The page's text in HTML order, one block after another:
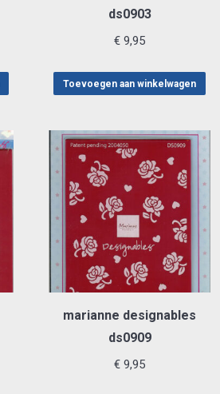
ds0903
€ 9,95
Toevoegen aan winkelwagen
marianne designables
ds0909
€ 9,95